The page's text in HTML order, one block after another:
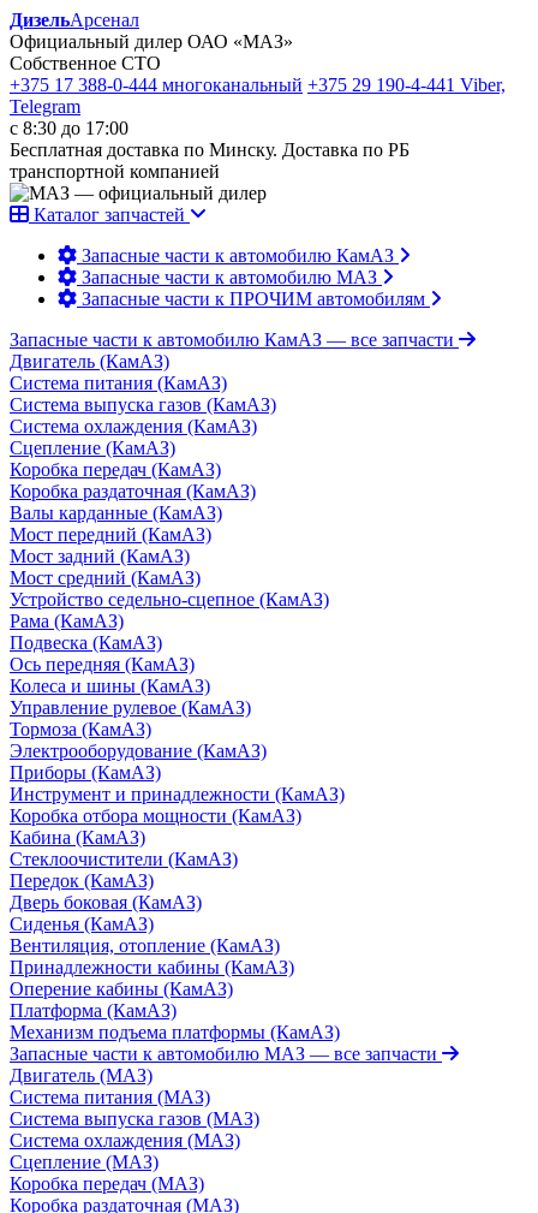
ДизельАрсенал
Официальный дилер ОАО «МАЗ»
Собственное СТО
+375 17 388-0-444 многоканальный +375 29 190-4-441 Viber,
Telegram
с 8:30 до 17:00
Бесплатная доставка по Минску. Доставка по РБ
транспортной компанией
Каталог запчастей
Запасные части к автомобилю КамАЗ
Запасные части к автомобилю МАЗ
Запасные части к ПРОЧИМ автомобилям
Запасные части к автомобилю КамАЗ — все запчасти
Двигатель (КамАЗ)
Система питания (КамАЗ)
Система выпуска газов (КамАЗ)
Система охлаждения (КамАЗ)
Сцепление (КамАЗ)
Коробка передач (КамАЗ)
Коробка раздаточная (КамАЗ)
Валы карданные (КамАЗ)
Мост передний (КамАЗ)
Мост задний (КамАЗ)
Мост средний (КамАЗ)
Устройство седельно-сцепное (КамАЗ)
Рама (КамАЗ)
Подвеска (КамАЗ)
Ось передняя (КамАЗ)
Колеса и шины (КамАЗ)
Управление рулевое (КамАЗ)
Тормоза (КамАЗ)
Электрооборудование (КамАЗ)
Приборы (КамАЗ)
Инструмент и принадлежности (КамАЗ)
Коробка отбора мощности (КамАЗ)
Кабина (КамАЗ)
Стеклоочистители (КамАЗ)
Передок (КамАЗ)
Дверь боковая (КамАЗ)
Сиденья (КамАЗ)
Вентиляция, отопление (КамАЗ)
Принадлежности кабины (КамАЗ)
Оперение кабины (КамАЗ)
Платформа (КамАЗ)
Механизм подъема платформы (КамАЗ)
Запасные части к автомобилю МАЗ — все запчасти
Двигатель (МАЗ)
Система питания (МАЗ)
Система выпуска газов (МАЗ)
Система охлаждения (МАЗ)
Сцепление (МАЗ)
Коробка передач (МАЗ)
Коробка раздаточная (МАЗ)